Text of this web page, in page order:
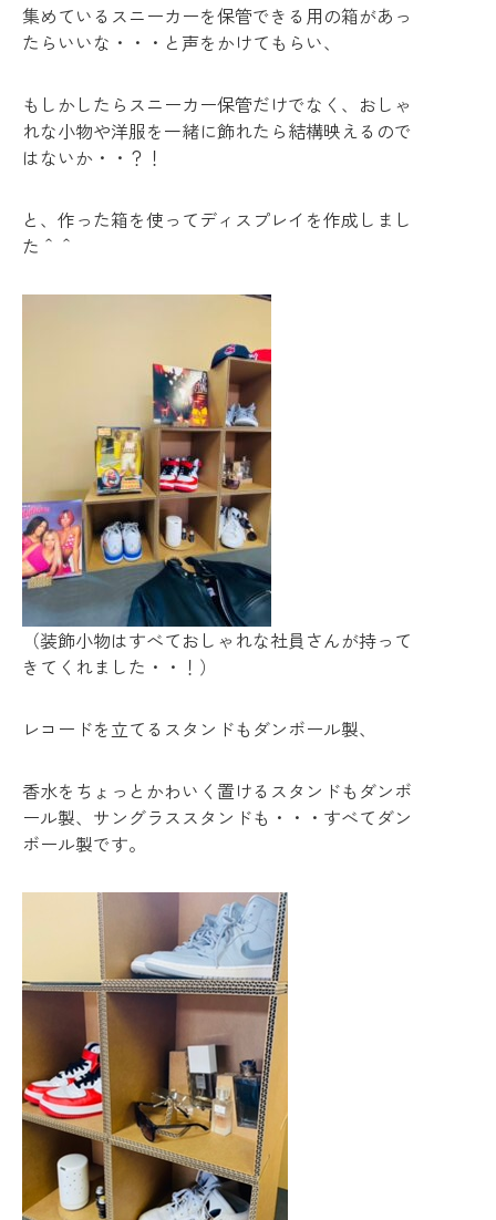
集めているスニーカーを保管できる用の箱があっ
たらいいな・・・と声をかけてもらい、
もしかしたらスニーカー保管だけでなく、おしゃ
れな小物や洋服を一緒に飾れたら結構映えるので
はないか・・？！
と、作った箱を使ってディスプレイを作成しまし
た＾＾
（装飾小物はすべておしゃれな社員さんが持って
きてくれました・・！）
レコードを立てるスタンドもダンボール製、
香水をちょっとかわいく置けるスタンドもダンボ
ール製、サングラススタンドも・・・すべてダン
ボール製です。